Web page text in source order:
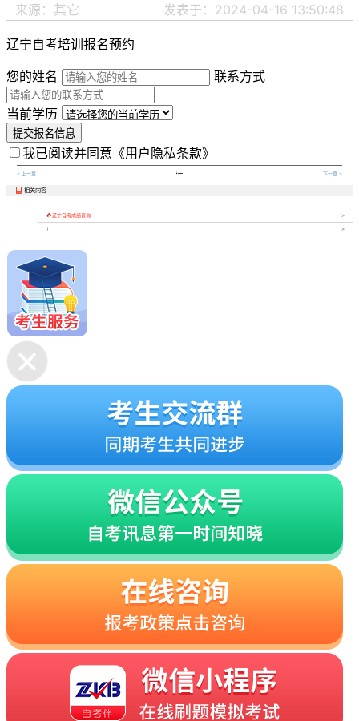
来源：其它 发表于：2024-04-16 13:50:48
辽宁自考培训报名预约
您的姓名
联系方式
当前学历
提交报名信息
我已阅读并同意 《用户隐私条款》
< 上一章  下一章 >
 相关内容
辽宁自考成绩查询
1